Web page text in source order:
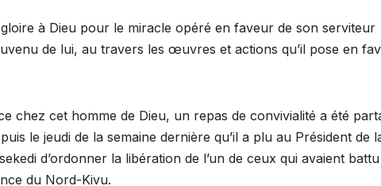
à Dieu pour le miracle opéré en faveur de son serviteur
de lui, au travers les œuvres et actions qu’il pose en
chez cet homme de Dieu, un repas de convivialité a été
le jeudi de la semaine dernière qu’il a plu au Président de
d’ordonner la libération de l’un de ceux qui avaient battu
du Nord-Kivu.